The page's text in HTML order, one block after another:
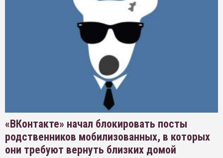
«ВКонтакте» начал блокировать посты
родственников мобилизованных, в которых
они требуют вернуть близких домой